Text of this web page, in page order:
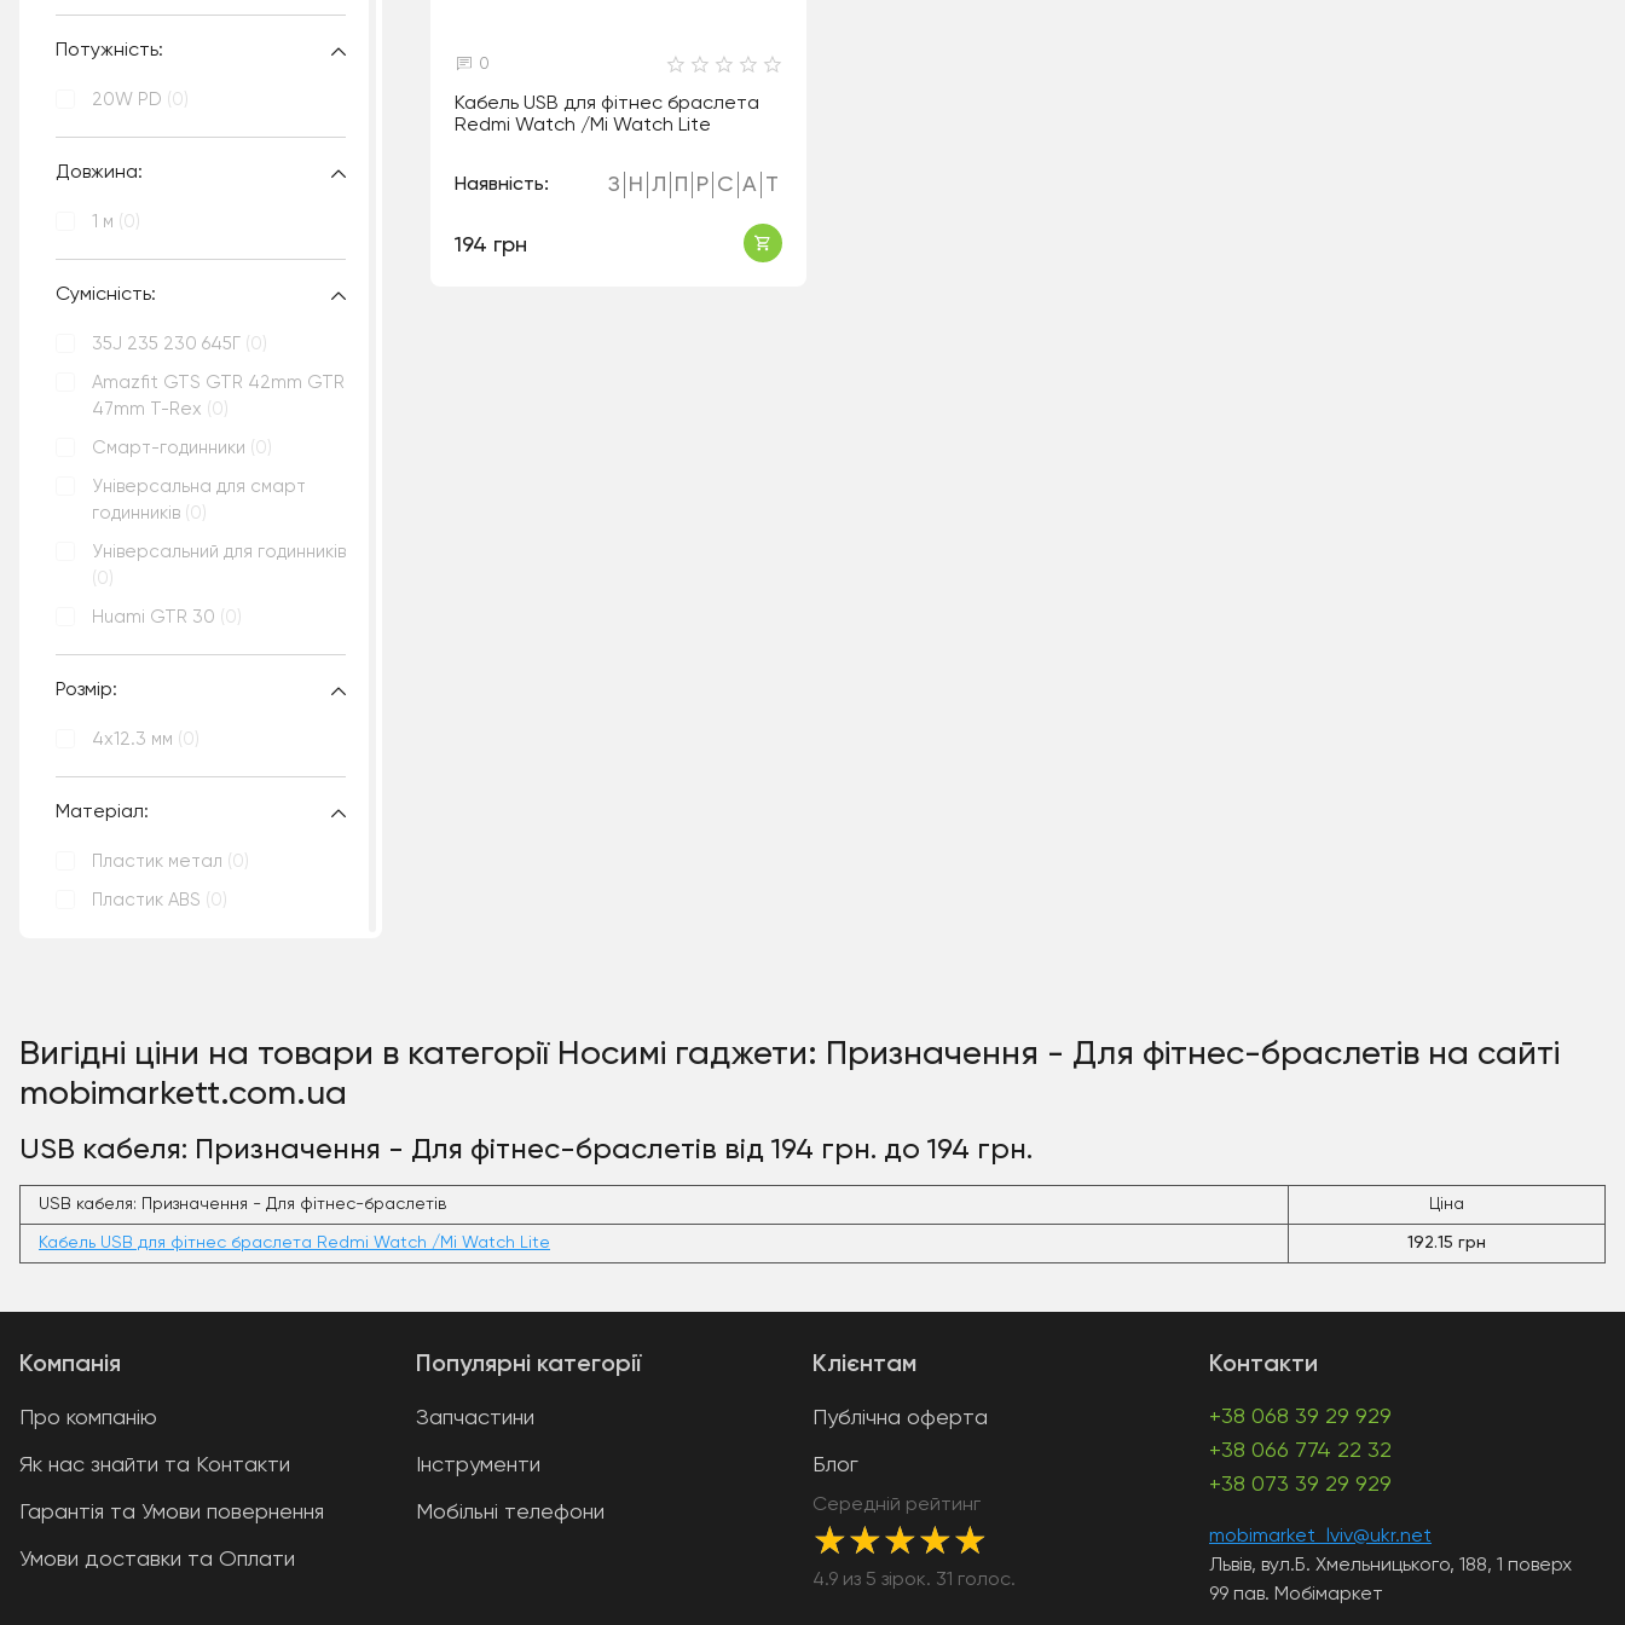
Потужність:
20W PD (0)
Довжина:
1 м (0)
Сумісність:
35J 235 230 645Г (0)
Amazfit GTS GTR 42mm GTR
47mm T-Rex
(0)
Смарт-годинники (0)
Універсальна для смарт
годинників (0)
Універсальний для годинників
(0)
Huami GTR 30 (0)
Розмір:
4x12.3 мм (0)
Матеріал:
Пластик метал (0)
Пластик ABS (0)
0
Кабель USB для фітнес браслета
Redmi Watch /Mi Watch Lite
Наявність: З Н Л П Р С А Т
194 грн
Вигідні ціни на товари в категорії Носимі гаджети: Призначення - Для фітнес-браслетів на сайті
mobimarkett.com.ua
USB кабеля: Призначення - Для фітнес-браслетів від 194 грн. до 194 грн.
USB кабеля: Призначення - Для фітнес-браслетів Ціна
Кабель USB для фітнес браслета Redmi Watch /Mi Watch Lite 192.15 грн
Контакти
+38 068 39 29 929
+38 066 774 22 32
+38 073 39 29 929
mobimarket_lviv@ukr.net
Львів, вул.Б. Хмельницького, 188, 1 поверх
99 пав. Мобімаркет
Клієнтам
Публічна оферта
Блог
Середній рейтинг
★★★★★
4.9 из 5 зірок. 31 голос.
Популярні категорії
Запчастини
Інструменти
Мобільні телефони
Компанія
Про компанію
Як нас знайти та Контакти
Гарантія та Умови повернення
Умови доставки та Оплати